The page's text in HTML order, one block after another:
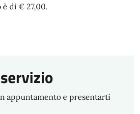
di € 27,00.
appuntamento e presentarti